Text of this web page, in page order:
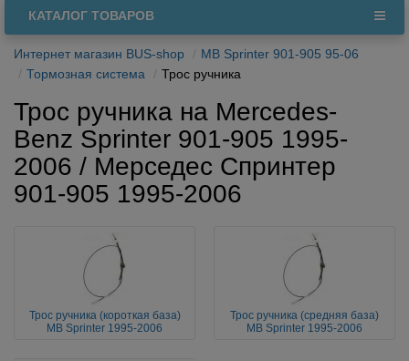
КАТАЛОГ ТОВАРОВ
Интернет магазин BUS-shop
MB Sprinter 901-905 95-06
Тормозная система
Трос ручника
Трос ручника на Mercedes-
Benz Sprinter 901-905 1995-
2006 / Мерседес Спринтер
901-905 1995-2006
Трос ручника (короткая база)
MB Sprinter 1995-2006
Трос ручника (средняя база)
MB Sprinter 1995-2006